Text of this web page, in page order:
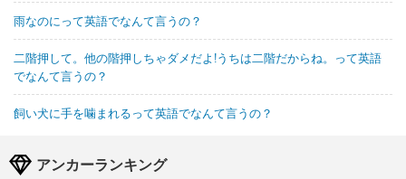
雨なのにって英語でなんて言うの？
二階押して。他の階押しちゃダメだよ!うちは二階だからね。って英語
でなんて言うの？
飼い犬に手を噛まれるって英語でなんて言うの？
アンカーランキング